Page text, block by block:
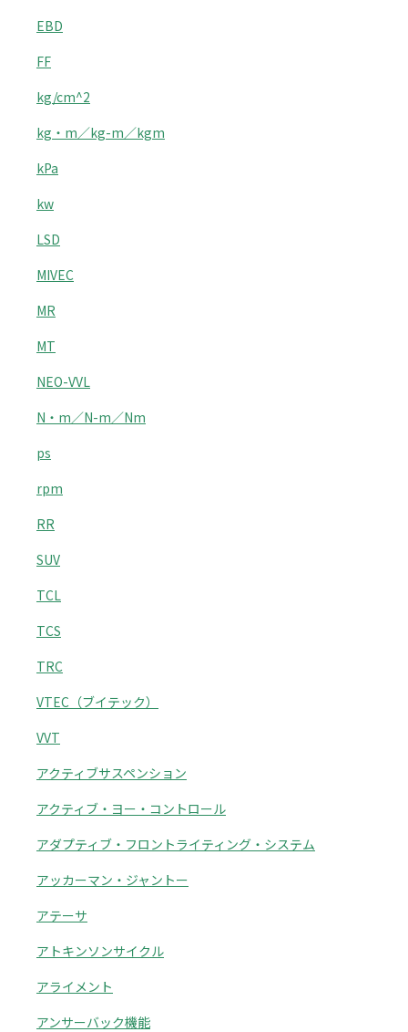
EBD
FF
kg/cm^2
kg・m／kg-m／kgm
kPa
kw
LSD
MIVEC
MR
MT
NEO-VVL
N・m／N-m／Nm
ps
rpm
RR
SUV
TCL
TCS
TRC
VTEC（ブイテック）
VVT
アクティブサスペンション
アクティブ・ヨー・コントロール
アダプティブ・フロントライティング・システム
アッカーマン・ジャントー
アテーサ
アトキンソンサイクル
アライメント
アンサーバック機能